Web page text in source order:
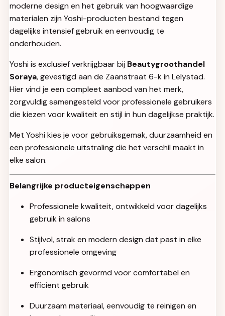
moderne design en het gebruik van hoogwaardige
materialen zijn Yoshi-producten bestand tegen
dagelijks intensief gebruik en eenvoudig te
onderhouden.
Yoshi is exclusief verkrijgbaar bij Beautygroothandel
Soraya, gevestigd aan de Zaanstraat 6-k in Lelystad.
Hier vind je een compleet aanbod van het merk,
zorgvuldig samengesteld voor professionele gebruikers
die kiezen voor kwaliteit en stijl in hun dagelijkse praktijk.
Met Yoshi kies je voor gebruiksgemak, duurzaamheid en
een professionele uitstraling die het verschil maakt in
elke salon.
Belangrijke producteigenschappen
Professionele kwaliteit, ontwikkeld voor dagelijks
gebruik in salons
Stijlvol, strak en modern design dat past in elke
professionele omgeving
Ergonomisch gevormd voor comfortabel en
efficiënt gebruik
Duurzaam materiaal, eenvoudig te reinigen en